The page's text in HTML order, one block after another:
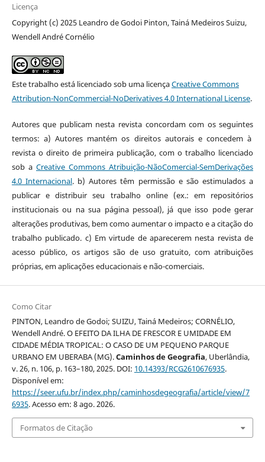
Licença
Copyright (c) 2025 Leandro de Godoi Pinton, Tainá Medeiros Suizu,
Wendell André Cornélio
Este trabalho está licenciado sob uma licençaCreative Commons
Attribution-NonCommercial-NoDerivatives 4.0 International License.
Autores que publicam nesta revista concordam com os seguintes
termos: a) Autores mantém os direitos autorais e concedem à
revista o direito de primeira publicação, com o trabalho licenciado
sob a Creative Commons Atribuição-NãoComercial-SemDerivações
4.0 Internacional. b) Autores têm permissão e são estimulados a
publicar e distribuir seu trabalho online (ex.: em repositórios
institucionais ou na sua página pessoal), já que isso pode gerar
alterações produtivas, bem como aumentar o impacto e a citação do
trabalho publicado. c) Em virtude de aparecerem nesta revista de
acesso público, os artigos são de uso gratuito, com atribuições
próprias, em aplicações educacionais e não-comerciais.
Como Citar
PINTON, Leandro de Godoi; SUIZU, Tainá Medeiros; CORNÉLIO,
Wendell André. O EFEITO DA ILHA DE FRESCOR E UMIDADE EM
CIDADE MÉDIA TROPICAL: O CASO DE UM PEQUENO PARQUE
URBANO EM UBERABA (MG).Caminhos de Geografia, Uberlândia,
v. 26, n. 106, p. 163–180, 2025. DOI: 10.14393/RCG2610676935.
Disponível em:
https://seer.ufu.br/index.php/caminhosdegeografia/article/view/7
6935. Acesso em: 8 ago. 2026.
Formatos de Citação